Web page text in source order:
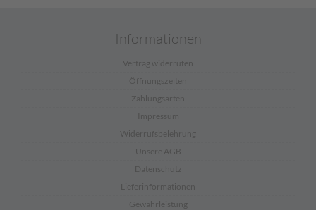
Informationen
Vertrag widerrufen
Öffnungszeiten
Zahlungsarten
Impressum
Widerrufsbelehrung
Unsere AGB
Datenschutz
Lieferinformationen
Gewährleistung